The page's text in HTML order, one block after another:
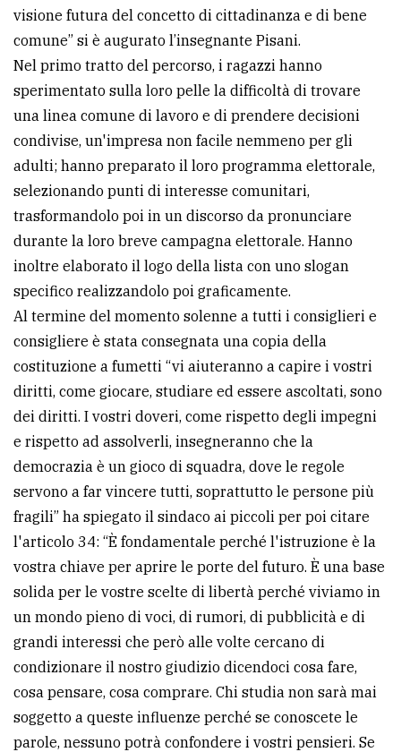
visione futura del concetto di cittadinanza e di bene
comune” si è augurato l’insegnante Pisani.
Nel primo tratto del percorso, i ragazzi hanno
sperimentato sulla loro pelle la difficoltà di trovare
una linea comune di lavoro e di prendere decisioni
condivise, un'impresa non facile nemmeno per gli
adulti; hanno preparato il loro programma elettorale,
selezionando punti di interesse comunitari,
trasformandolo poi in un discorso da pronunciare
durante la loro breve campagna elettorale. Hanno
inoltre elaborato il logo della lista con uno slogan
specifico realizzandolo poi graficamente.
Al termine del momento solenne a tutti i consiglieri e
consigliere è stata consegnata una copia della
costituzione a fumetti “vi aiuteranno a capire i vostri
diritti, come giocare, studiare ed essere ascoltati, sono
dei diritti. I vostri doveri, come rispetto degli impegni
e rispetto ad assolverli, insegneranno che la
democrazia è un gioco di squadra, dove le regole
servono a far vincere tutti, soprattutto le persone più
fragili” ha spiegato il sindaco ai piccoli per poi citare
l'articolo 34: “È fondamentale perché l'istruzione è la
vostra chiave per aprire le porte del futuro. È una base
solida per le vostre scelte di libertà perché viviamo in
un mondo pieno di voci, di rumori, di pubblicità e di
grandi interessi che però alle volte cercano di
condizionare il nostro giudizio dicendoci cosa fare,
cosa pensare, cosa comprare. Chi studia non sarà mai
soggetto a queste influenze perché se conoscete le
parole, nessuno potrà confondere i vostri pensieri. Se